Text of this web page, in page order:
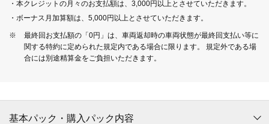
・本クレジットの月々のお支払額は、3,000円以上とさせていただきます。
・ボーナス月加算額は、5,000円以上とさせていただきます。
※
最終回お支払額の「0円」は、車両返却時の車両状態が最終回支払い等に
関する特約に定められた規定内である場合に限ります。 規定外である場
合には別途精算金をご負担いただきます。
基本パック・購入パック内容